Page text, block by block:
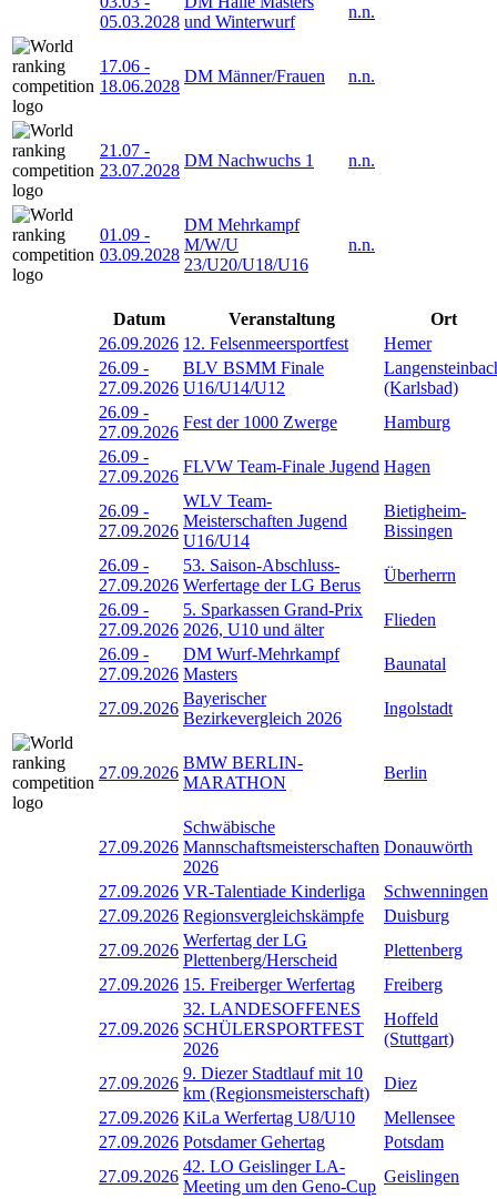
05.03.2028 und Winterwurf
n.n.
17.06 -
18.06.2028
DM Männer/Frauen n.n.
21.07 -
23.07.2028
DM Nachwuchs 1 n.n.
01.09 -
03.09.2028
DM Mehrkampf
M/W/U
23/U20/U18/U16
n.n.
Datum Veranstaltung
Ort
26.09.2026 12. Felsenmeersportfest
Hemer
26.09 -
27.09.2026
BLV BSMM Finale
U16/U14/U12
(Karlsbad)
26.09 -
27.09.2026
Fest der 1000 Zwerge
Hamburg
26.09 -
27.09.2026
FLVW Team-Finale Jugend Hagen
26.09 -
27.09.2026
WLV Team-
Meisterschaften Jugend
U16/U14
Bietigheim-
Bissingen
26.09 -
27.09.2026
53. Saison-Abschluss-
Werfertage der LG Berus
Überherrn
26.09 -
27.09.2026
5. Sparkassen Grand-Prix
2026, U10 und älter
Flieden
26.09 -
27.09.2026
DM Wurf-Mehrkampf
Masters
Baunatal
27.09.2026
Bayerischer
Bezirkevergleich 2026
Ingolstadt
27.09.2026
BMW BERLIN-
MARATHON
Berlin
27.09.2026
Schwäbische
Mannschaftsmeisterschaften
2026
Donauwörth
27.09.2026 VR-Talentiade Kinderliga
Schwenningen
27.09.2026 Regionsvergleichskämpfe
Duisburg
27.09.2026
Werfertag der LG
Plettenberg/Herscheid
Plettenberg
27.09.2026 15. Freiberger Werfertag Freiberg
27.09.2026
32. LANDESOFFENES
SCHÜLERSPORTFEST
2026
Hoffeld
(Stuttgart)
27.09.2026
9. Diezer Stadtlauf mit 10
km (Regionsmeisterschaft)
Diez
27.09.2026 KiLa Werfertag U8/U10
Mellensee
27.09.2026 Potsdamer Gehertag
Potsdam
27.09.2026
42. LO Geislinger LA-
Meeting um den Geno-Cup
Geislingen